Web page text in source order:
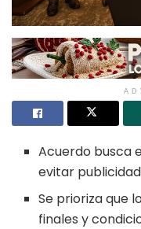
Acuerdo busca
evitar
Se prioriza que
finales y